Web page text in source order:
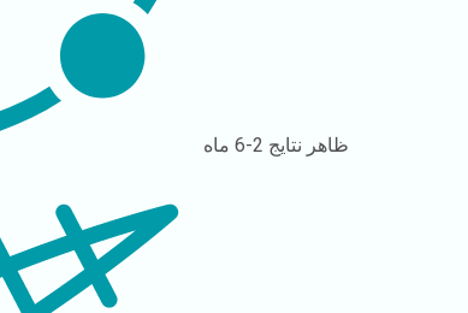
ظاهر نتایج 2-6 ماه